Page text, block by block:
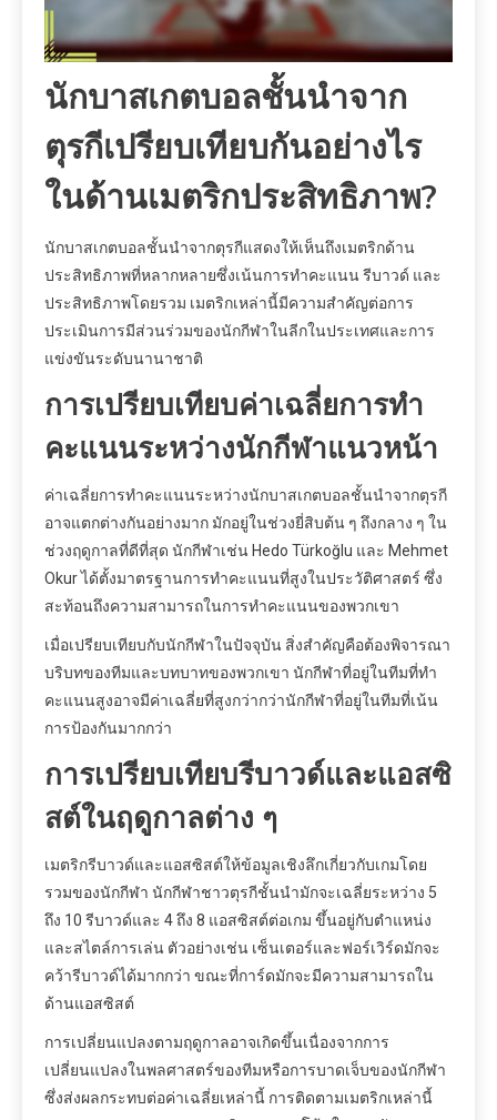
นักบาสเกตบอลชั้นนำจาก
ตุรกีเปรียบเทียบกันอย่างไร
ในด้านเมตริกประสิทธิภาพ?
นักบาสเกตบอลชั้นนำจากตุรกีแสดงให้เห็นถึงเมตริกด้าน
ประสิทธิภาพที่หลากหลายซึ่งเน้นการทำคะแนน รีบาวด์ และ
ประสิทธิภาพโดยรวม เมตริกเหล่านี้มีความสำคัญต่อการ
ประเมินการมีส่วนร่วมของนักกีฬาในลีกในประเทศและการ
แข่งขันระดับนานาชาติ
การเปรียบเทียบค่าเฉลี่ยการทำ
คะแนนระหว่างนักกีฬาแนวหน้า
ค่าเฉลี่ยการทำคะแนนระหว่างนักบาสเกตบอลชั้นนำจากตุรกี
อาจแตกต่างกันอย่างมาก มักอยู่ในช่วงยี่สิบต้น ๆ ถึงกลาง ๆ ใน
ช่วงฤดูกาลที่ดีที่สุด นักกีฬาเช่น Hedo Türkoğlu และ Mehmet
Okur ได้ตั้งมาตรฐานการทำคะแนนที่สูงในประวัติศาสตร์ ซึ่ง
สะท้อนถึงความสามารถในการทำคะแนนของพวกเขา
เมื่อเปรียบเทียบกับนักกีฬาในปัจจุบัน สิ่งสำคัญคือต้องพิจารณา
บริบทของทีมและบทบาทของพวกเขา นักกีฬาที่อยู่ในทีมที่ทำ
คะแนนสูงอาจมีค่าเฉลี่ยที่สูงกว่ากว่านักกีฬาที่อยู่ในทีมที่เน้น
การป้องกันมากกว่า
การเปรียบเทียบรีบาวด์และแอสซิ
สต์ในฤดูกาลต่าง ๆ
เมตริกรีบาวด์และแอสซิสต์ให้ข้อมูลเชิงลึกเกี่ยวกับเกมโดย
รวมของนักกีฬา นักกีฬาชาวตุรกีชั้นนำมักจะเฉลี่ยระหว่าง 5
ถึง 10 รีบาวด์และ 4 ถึง 8 แอสซิสต์ต่อเกม ขึ้นอยู่กับตำแหน่ง
และสไตล์การเล่น ตัวอย่างเช่น เซ็นเตอร์และฟอร์เวิร์ดมักจะ
คว้ารีบาวด์ได้มากกว่า ขณะที่การ์ดมักจะมีความสามารถใน
ด้านแอสซิสต์
การเปลี่ยนแปลงตามฤดูกาลอาจเกิดขึ้นเนื่องจากการ
เปลี่ยนแปลงในพลศาสตร์ของทีมหรือการบาดเจ็บของนักกีฬา
ซึ่งส่งผลกระทบต่อค่าเฉลี่ยเหล่านี้ การติดตามเมตริกเหล่านี้